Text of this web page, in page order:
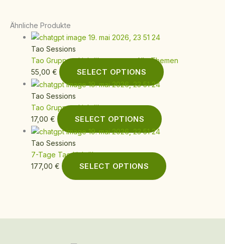
Ähnliche Produkte
Tao Sessions
Tao Gruppen-Lichtübertragung Alle Themen
55,00 € SELECT OPTIONS
Tao Sessions
Tao Gruppen-Lichtübertragung
17,00 € SELECT OPTIONS
Tao Sessions
7-Tage Tao Lichtübertragung
177,00 € SELECT OPTIONS